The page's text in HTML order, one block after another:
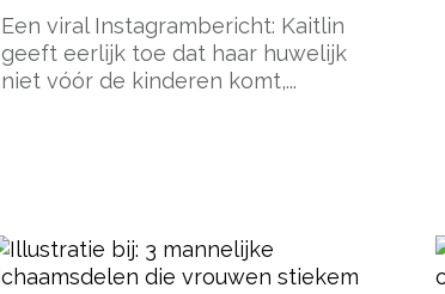
Een viral Instagrambericht: Kaitlin
geeft eerlijk toe dat haar huwelijk
niet vóór de kinderen komt,...